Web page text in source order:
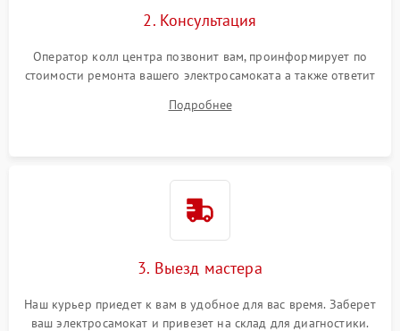
2. Консультация
Оператор колл центра позвонит вам, проинформирует по
стоимости ремонта вашего электросамоката а также ответит
Подробнее
3. Выезд мастера
Наш курьер приедет к вам в удобное для вас время. Заберет
ваш электросамокат и привезет на склад для диагностики.